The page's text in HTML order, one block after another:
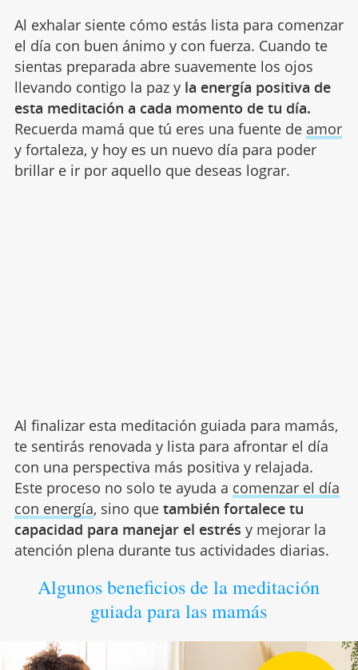
Al exhalar siente cómo estás lista para comenzar
el día con buen ánimo y con fuerza. Cuando te
sientas preparada abre suavemente los ojos
llevando contigo la paz yla energía positiva de
esta meditación a cada momento de tu día.
Recuerda mamá que tú eres una fuente de amor
y fortaleza, y hoy es un nuevo día para poder
brillar e ir por aquello que deseas lograr.
Al finalizar esta meditación guiada para mamás,
te sentirás renovada y lista para afrontar el día
con una perspectiva más positiva y relajada.
Este proceso no solo te ayuda a comenzar el día
con energía, sino que también fortalece tu
capacidad para manejar el estrés y mejorar la
atención plena durante tus actividades diarias.
Algunos beneficios de la meditación
guiada para las mamás